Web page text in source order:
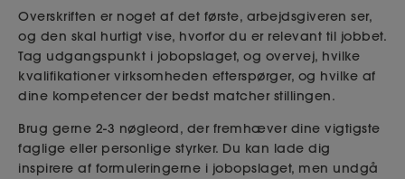
Overskriften er noget af det første, arbejdsgiveren ser,
og den skal hurtigt vise, hvorfor du er relevant til jobbet.
Tag udgangspunkt i jobopslaget, og overvej, hvilke
kvalifikationer virksomheden efterspørger, og hvilke af
dine kompetencer der bedst matcher stillingen.
Brug gerne 2-3 nøgleord, der fremhæver dine vigtigste
faglige eller personlige styrker. Du kan lade dig
inspirere af formuleringerne i jobopslaget, men undgå